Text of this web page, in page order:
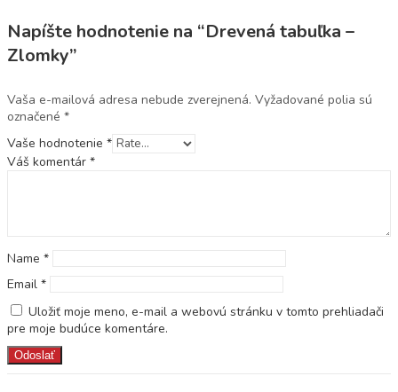
Napíšte hodnotenie na “Drevená tabuľka –
Zlomky”
Vaša e-mailová adresa nebude zverejnená. Vyžadované polia sú
označené *
Vaše hodnotenie *
Váš komentár *
Name *
Email *
Uložiť moje meno, e-mail a webovú stránku v tomto prehliadači
pre moje budúce komentáre.